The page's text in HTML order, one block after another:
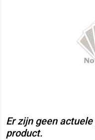
Er zijn geen
product.